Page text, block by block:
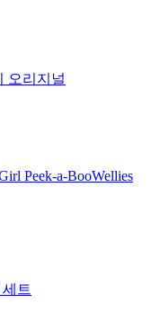
오리지널
Peek-a-BooWellies
트